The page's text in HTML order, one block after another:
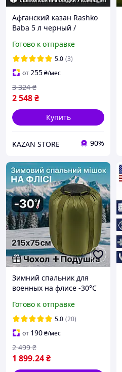
Афганский казан Rashko
Baba 5 л черный /
тушения
Готово к отправке
5.0 (3)
от255₴/мес
2 548₴
3 324 ₴
Купить
KAZAN STORE 90%
Зимний спальник для
военных на флисе -30°C
теплый спальный мешок
зима ЗСУ флис
Готово к отправке
5.0 (20)
от 190₴/мес
1 899.24₴
2 499 ₴